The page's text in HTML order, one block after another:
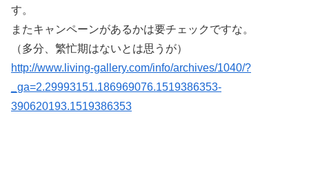
す。
またキャンペーンがあるかは要チェックですな。
（多分、繁忙期はないとは思うが）
http://www.living-gallery.com/info/archives/1040/?
_ga=2.29993151.186969076.1519386353-
390620193.1519386353